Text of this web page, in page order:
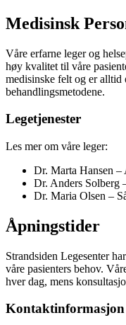
Medisinsk
Våre erfarne leger og
høy kvalitet til våre
medisinske felt og er alltid
behandlingsmetodene.
Legetjenester
Les mer om våre leger:
Dr. Marta Hansen –
Dr. Anders Solberg
Dr. Maria Olsen –
Åpningstider
Strandsiden Legesenter
våre pasienters behov.
hver dag, mens
Kontaktinformasjon